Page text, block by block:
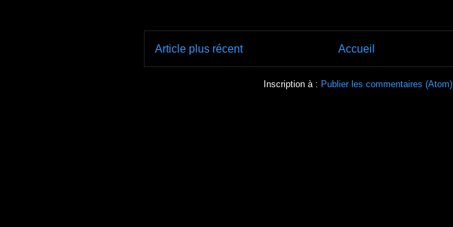
Article plus récent Accueil
Inscription à : Publier les commentaires (Atom)